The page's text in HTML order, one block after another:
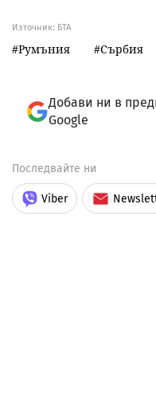
Източник: БТА
Румъния Сърбия
Добави ни в
Google
Последвайте ни
Viber